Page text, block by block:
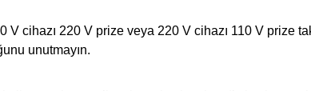
cihazı 220 V prize veya 220 V cihazı 110 V prize
unutmayın.